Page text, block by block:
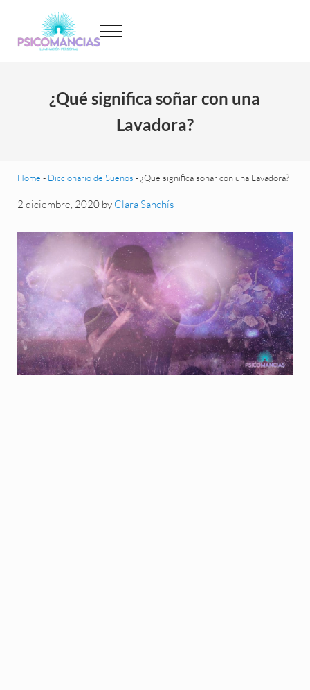
Psicomancias
Menu
¿Qué significa soñar con una
Lavadora?
Home - Diccionario de Sueños -¿Qué significa soñar con una Lavadora?
2 diciembre, 2020 by Clara Sanchís